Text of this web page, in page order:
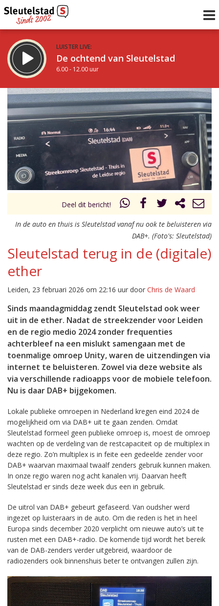
LUISTER LIVE:
De ochtend van Sleutelstad
6.00 - 12.00 uur
STRAKS:
De middag van Sleutelstad
12.00 - 18.00 uur
Vorig uur
uur 1 van 0 Volgend uur
Deel dit bericht!
In de auto en thuis is Sleutelstad vanaf nu ook te beluisteren via
DAB+. (Foto's: Sleutelstad)
Sleutelstad terug in de (digitale)
ether
Leiden, 23 februari 2026 om 22:16 uur door Chris de Waard
Sinds maandagmiddag zendt Sleutelstad ook weer
uit in de ether. Nadat de streekzender voor Leiden
en de regio medio 2024 zonder frequenties
achterbleef na een mislukt samengaan met de
toenmalige omroep Unity, waren de uitzendingen via
internet te beluisteren. Zowel via deze website als
via verschillende radioapps voor de mobiele telefoon.
Nu is daar DAB+ bijgekomen.
Lokale publieke omroepen in Nederland kregen eind 2024 de
mogelijkheid om via DAB+ uit te gaan zenden. Omdat
Sleutelstad formeel geen publieke omroep is, moest de omroep
wachten op de verdeling van de restcapaciteit op de multiplex in
deze regio. Zo’n multiplex is in feite een gedeelde zender voor
DAB+ waarvan maximaal twaalf zenders gebruik kunnen maken.
In onze regio waren nog acht kanalen vrij. Daarvan heeft
Sleutelstad er sinds deze week dus een in gebruik.
De uitrol van DAB+ gebeurt gefaseerd. Van oudsher werd
ingezet op luisteraars in de auto. Om die reden is het in heel
Europa sinds december 2020 verplicht om nieuwe auto’s uit te
rusten met een DAB+-radio. De komende tijd wordt het bereik
van de DAB-zenders verder uitgebreid, waardoor de
radiozenders ook binnenshuis beter te ontvangen zullen zijn.